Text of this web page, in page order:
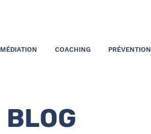
MÉDIATION COACHING PRÉVENTION
BLOG